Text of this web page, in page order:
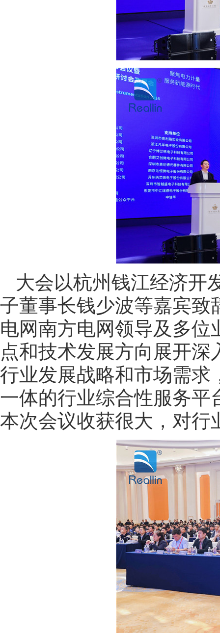
大会以杭州钱江经济开
子董事长钱少波等嘉宾致
电网南方电网领导及多
点和技术发展方向展开
行业发展战略和市场需求
一体的行业综合性服务平
本次会议收获很大，对行